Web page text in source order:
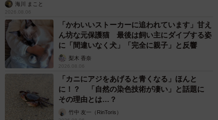
海川 まこと
2026.08.06
「かわいいストーカーに追われています」甘え
ん坊な元保護猫 最後は飼い主にダイブする姿
に「間違いなく犬」「完全に親子」と反響
梨木 香奈
2026.08.06
「カニにアジをあげると青くなる」ほんと
に！？ 「自然の染色技術が凄い」と話題に
その理由とは…？
竹中 友一（RinToris）